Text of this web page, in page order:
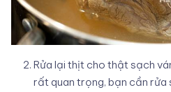
Rửa lại thịt cho thật sạch
rất quan trọng, bạn cần rửa